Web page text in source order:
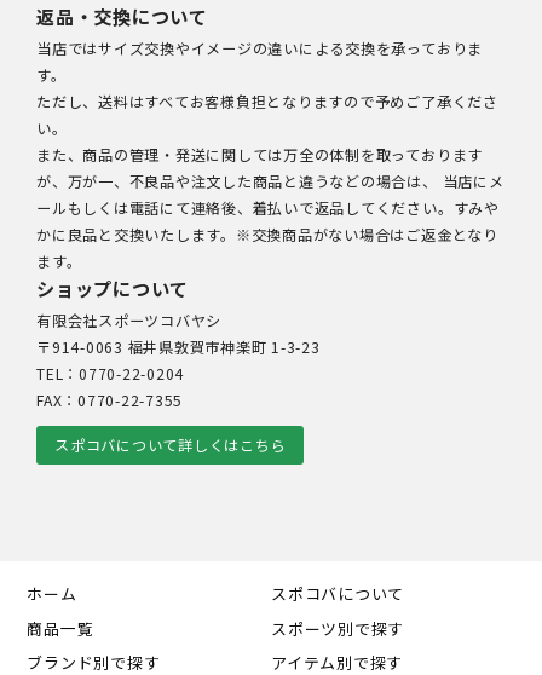
返品・交換について
当店ではサイズ交換やイメージの違いによる交換を承っておりま
す。
ただし、送料はすべてお客様負担となりますので予めご了承くださ
い。
また、商品の管理・発送に関しては万全の体制を取っております
が、万が一、不良品や注文した商品と違うなどの場合は、 当店にメ
ールもしくは電話にて連絡後、着払いで返品してください。すみや
かに良品と交換いたします。※交換商品がない場合はご返金となり
ます。
ショップについて
有限会社スポーツコバヤシ
〒914-0063 福井県敦賀市神楽町 1-3-23
TEL：0770-22-0204
FAX：0770-22-7355
スポコバについて詳しくはこちら
ホーム
スポコバについて
商品一覧
スポーツ別で探す
ブランド別で探す
アイテム別で探す